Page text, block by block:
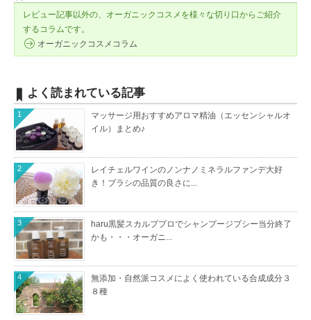
レビュー記事以外の、オーガニックコスメを様々な切り口からご紹介
するコラムです。
オーガニックコスメコラム
よく読まれている記事
マッサージ用おすすめアロマ精油（エッセンシャルオ
イル）まとめ♪
1
レイチェルワインのノンナノミネラルファンデ大好
き！ブラシの品質の良さに...
2
haru黒髪スカルププロでシャンプージプシー当分終了
かも・・・オーガニ...
3
無添加・自然派コスメによく使われている合成成分３
８種
4